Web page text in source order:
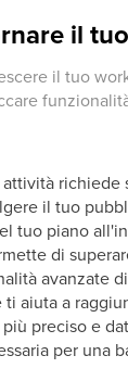
il
il tuo
richiede
il tuo
tuo piano
di
avanzate
ti aiuta a
preciso e
per una